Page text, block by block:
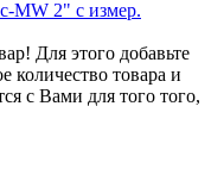
Для этого добавьте
количество товара и
с Вами для того того,